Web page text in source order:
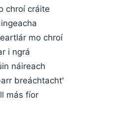
chroí cráite
mo chroí
i ngrá
náireach
breáchtacht'
más fíor